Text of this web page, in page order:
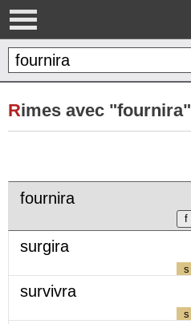
Rimes avec "fournira"
fournira
surgira
s
survivra
s